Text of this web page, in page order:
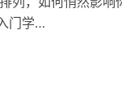
门学…